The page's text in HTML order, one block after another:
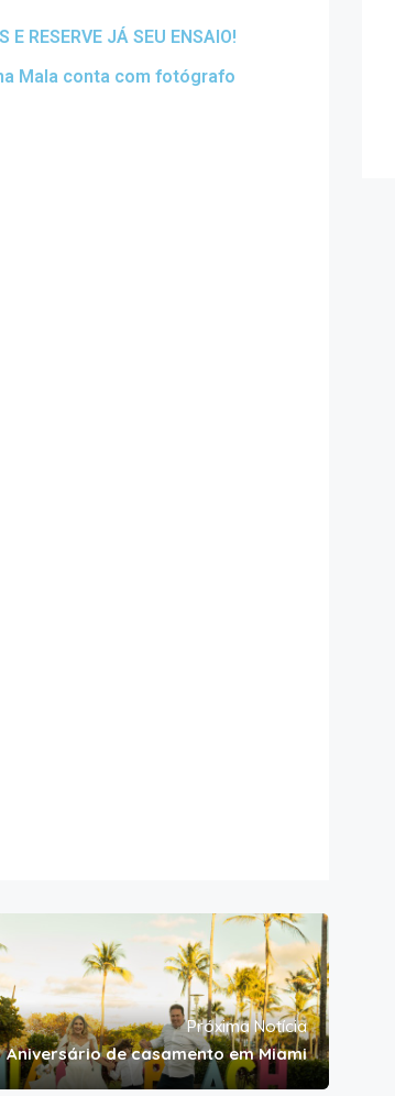
E RESERVE JÁ SEU ENSAIO!
Mala conta com fotógrafo
Próxima Notícia
Aniversário de casamento em Miami